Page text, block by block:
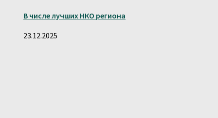
В числе лучших НКО региона
23.12.2025